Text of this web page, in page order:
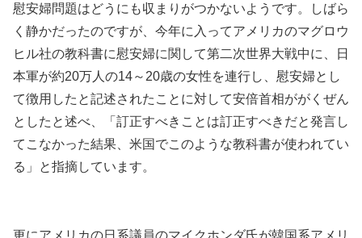
慰安婦問題はどうにも収まりがつかないようです。しばら
く静かだったのですが、今年に入ってアメリカのマグロウ
ヒル社の教科書に慰安婦に関して第二次世界大戦中に、日
本軍が約20万人の14～20歳の女性を連行し、慰安婦とし
て徴用したと記述されたことに対して安倍首相ががくぜん
としたと述べ、「訂正すべきことは訂正すべきだと発言し
てこなかった結果、米国でこのような教科書が使われてい
る」と指摘しています。
更にアメリカの日系議員のマイクホンダ氏が韓国系アメリ